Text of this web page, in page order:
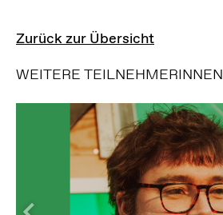
Zurück zur Übersicht
WEITERE TEILNEHMERINNEN